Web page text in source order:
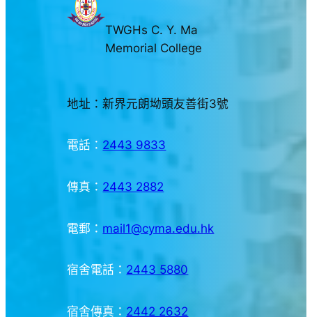
TWGHs C. Y. Ma
Memorial College
地址：新界元朗坳頭友善街3號
電話： 2443 9833
傳真： 2443 2882
電郵： mail1@cyma.edu.hk
宿舍電話： 2443 5880
宿舍傳真： 2442 2632